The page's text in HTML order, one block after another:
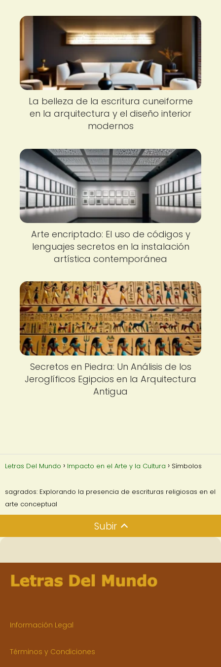
La belleza de la escritura cuneiforme
en la arquitectura y el diseño interior
modernos
Arte encriptado: El uso de códigos y
lenguajes secretos en la instalación
artística contemporánea
Secretos en Piedra: Un Análisis de los
Jeroglíficos Egipcios en la Arquitectura
Antigua
Letras Del Mundo Impacto en el Arte y la Cultura Símbolos
sagrados: Explorando la presencia de escrituras religiosas en el
arte conceptual
Subir
Información Legal
Términos y Condiciones